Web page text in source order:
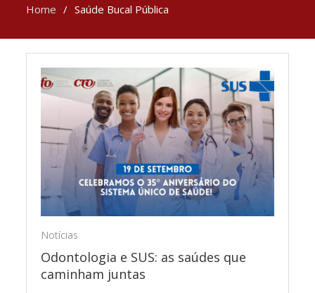
Home Saúde Bucal Pública
Notícias
Odontologia e SUS: as saúdes que
caminham juntas